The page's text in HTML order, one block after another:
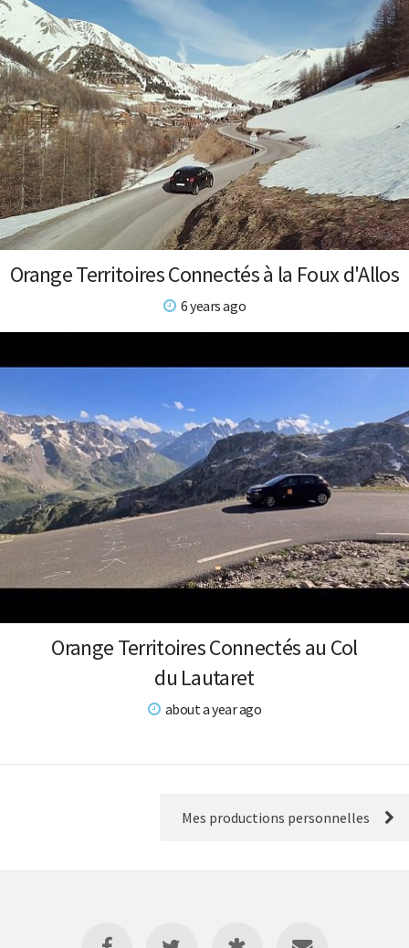
Orange Territoires Connectés à la Foux d'Allos
6 years ago
Orange Territoires Connectés au Col
du Lautaret
about a year ago
Mes productions personnelles